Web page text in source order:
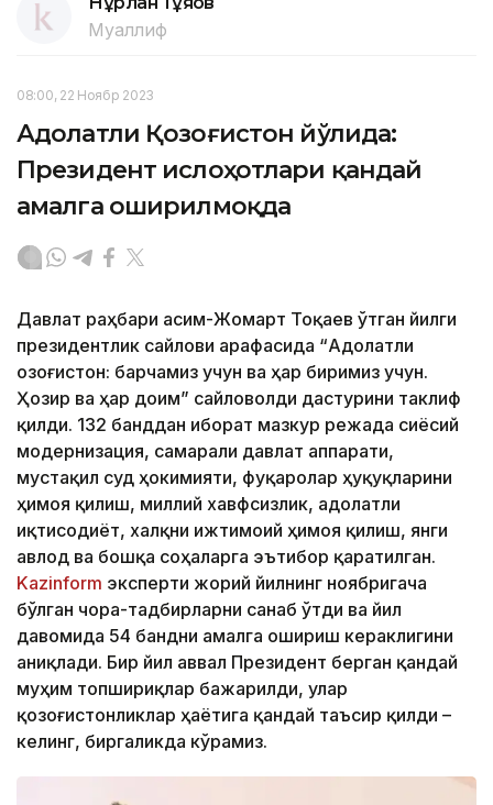
Муаллиф
08:00, 22 Ноябр 2023
Адолатли Қозоғистон йўлида:
Президент ислоҳотлари қандай
амалга оширилмоқда
Давлат раҳбари Қасим-Жомарт Тоқаев ўтган йилги
президентлик сайлови арафасида “Адолатли
Қозоғистон: барчамиз учун ва ҳар биримиз учун.
Ҳозир ва ҳар доим” сайловолди дастурини таклиф
қилди. 132 банддан иборат мазкур режада сиёсий
модернизация, самарали давлат аппарати,
мустақил суд ҳокимияти, фуқаролар ҳуқуқларини
ҳимоя қилиш, миллий хавфсизлик, адолатли
иқтисодиёт, халқни ижтимоий ҳимоя қилиш, янги
авлод ва бошқа соҳаларга эътибор қаратилган.
Kazinform эксперти жорий йилнинг ноябригача
бўлган чора-тадбирларни санаб ўтди ва йил
давомида 54 бандни амалга ошириш кераклигини
аниқлади. Бир йил аввал Президент берган қандай
муҳим топшириқлар бажарилди, улар
қозоғистонликлар ҳаётига қандай таъсир қилди –
келинг, биргаликда кўрамиз.